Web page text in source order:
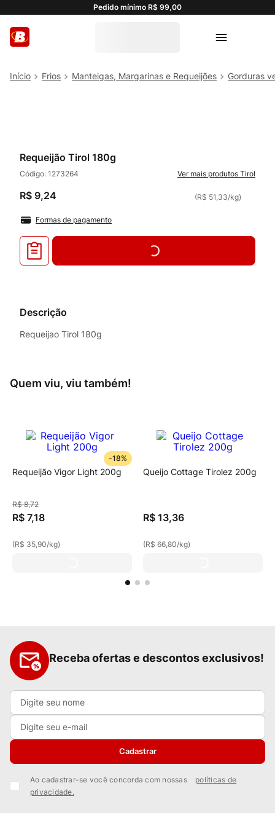
Pedido mínimo R$ 99,00
Frios Manteigas, Margarinas e Requeijões Gorduras
Requeijão Tirol 180g
Código: 1273264 Tirol
R$ 9,24 (R$ 51,33/kg)
Formas de pagamento
Descrição
Requeijao Tirol 180g
Quem viu, viu também!
-18%
Requeijão Vigor Light 200g
R$ 8,72
R$ 7,18
(R$ 35,90/kg)
Queijo Cottage Tirolez 200g
R$ 13,36
(R$ 66,80/kg)
Receba ofertas e descontos exclusivos!
Cadastrar
Ao cadastrar-se você concorda com nossas
políticas de
privacidade.